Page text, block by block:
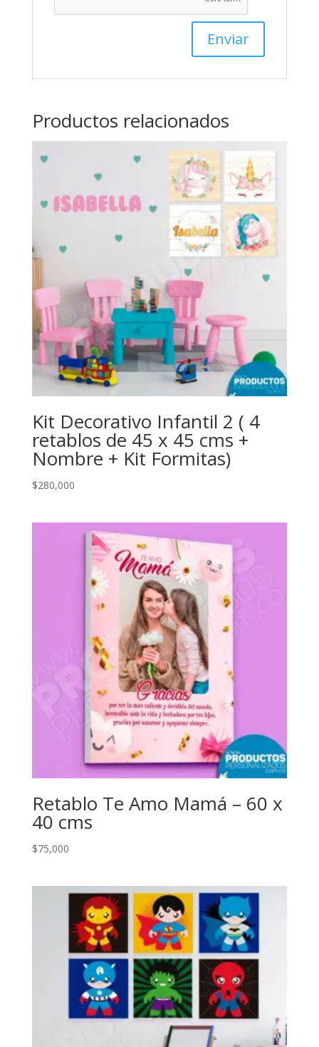
Productos relacionados
Kit Decorativo Infantil 2 ( 4
retablos de 45 x 45 cms +
Nombre + Kit Formitas)
$280,000
Retablo Te Amo Mamá – 60 x
40 cms
$75,000